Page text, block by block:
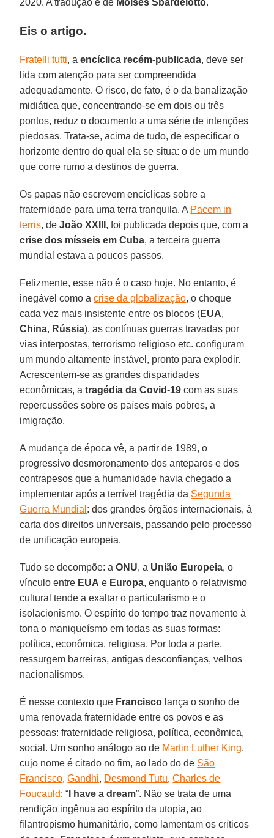
Eis o artigo.
Fratelli tutti, aencíclica recém-publicada, deve ser
lida com atenção para ser compreendida
adequadamente. O risco, de fato, é o da banalização
midiática que, concentrando-se em dois ou três
pontos, reduz o documento a uma série de intenções
piedosas. Trata-se, acima de tudo, de especificar o
horizonte dentro do qual ela se situa: o de um mundo
que corre rumo a destinos de guerra.
Os papas não escrevem encíclicas sobre a
fraternidade para uma terra tranquila. A Pacem in
terris, deJoão XXIII , foi publicada depois que, com a
crise dos mísseis em Cuba, a terceira guerra
mundial estava a poucos passos.
Felizmente, esse não é o caso hoje. No entanto, é
inegável como acrise da globalização, o choque
cada vez mais insistente entre os blocos (EUA,
China, Rússia), as contínuas guerras travadas por
vias interpostas, terrorismo religioso etc. configuram
um mundo altamente instável, pronto para explodir.
Acrescentem-se as grandes disparidades
econômicas, atragédia da Covid-19 com as suas
repercussões sobre os países mais pobres, a
imigração.
A mudança de época vê, a partir de 1989, o
progressivo desmoronamento dos anteparos e dos
contrapesos que a humanidade havia chegado a
implementar após a terrível tragédia da Segunda
Guerra Mundial : dos grandes órgãos internacionais, à
carta dos direitos universais, passando pelo processo
de unificação europeia.
Tudo se decompõe: aONU, a União Europeia, o
vínculo entre EUA e Europa, enquanto o relativismo
cultural tende a exaltar o particularismo e o
isolacionismo. O espírito do tempo traz novamente à
tona o maniqueísmo em todas as suas formas:
política, econômica, religiosa. Por toda a parte,
ressurgem barreiras, antigas desconfianças, velhos
nacionalismos.
É nesse contexto que Francisco lança o sonho de
uma renovada fraternidade entre os povos e as
pessoas: fraternidade religiosa, política, econômica,
social. Um sonho análogo ao de Martin Luther King,
cujo nome é citado no fim, ao lado do de São
Francisco,Gandhi, Desmond Tutu,Charles de
Foucauld: “ I have a dream”. Não se trata de uma
rendição ingênua ao espírito da utopia, ao
filantropismo humanitário, como lamentam os críticos